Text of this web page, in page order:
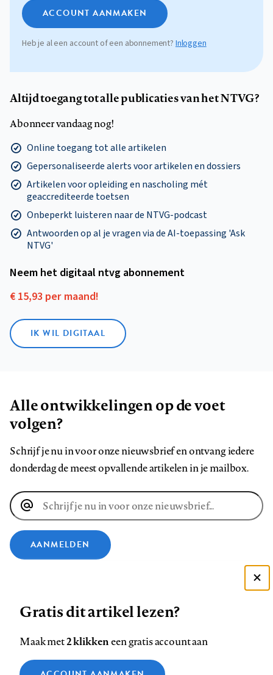
ACCOUNT AANMAKEN
Heb je al een account of een abonnement?Inloggen
Altijd toegang tot alle publicaties van het NTVG?
Abonneer vandaag nog!
Online toegang tot alle artikelen
Gepersonaliseerde alerts voor artikelen en dossiers
Artikelen voor opleiding en nascholing mét
geaccrediteerde toetsen
Onbeperkt luisteren naar de NTVG-podcast
Antwoorden op al je vragen via de AI-toepassing 'Ask
NTVG'
Neem het digitaal ntvg abonnement
€ 15,93 per maand!
IK WIL DIGITAAL
Alle ontwikkelingen op de voet
volgen?
Schrijf je nu in voor onze nieuwsbrief en ontvang iedere
donderdag de meest opvallende artikelen in je mailbox.
E-
mailadres
AANMELDEN
ons
op
ons
op
ons
op
ons
op
ons
op
ons
Contact Privacy
Gratis dit artikel lezen?
Maak met2 klikkeneen gratis account aan
Zie onze cookie policy